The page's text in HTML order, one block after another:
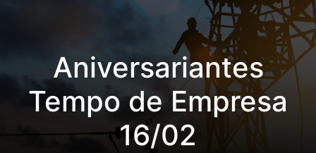
Aniversariantes
Tempo de Empresa
16/02